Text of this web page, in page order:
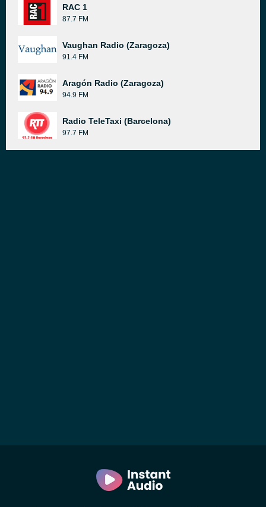
RAC 1
87.7 FM
Vaughan Radio (Zaragoza)
91.4 FM
Aragón Radio (Zaragoza)
94.9 FM
Radio TeleTaxi (Barcelona)
97.7 FM